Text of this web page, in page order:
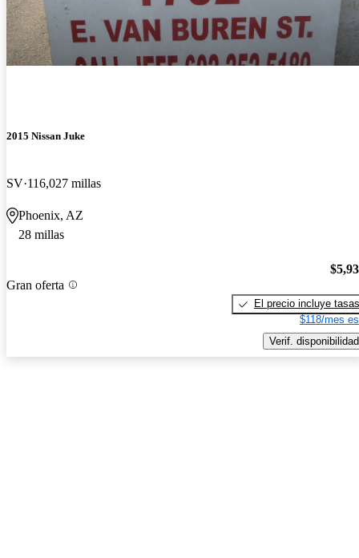
2015 Nissan Juke
SV 116,027 millas
Phoenix, AZ
28 millas
Gran oferta
El precio incluye tasas
$118/mes
Verif. disponibilidad